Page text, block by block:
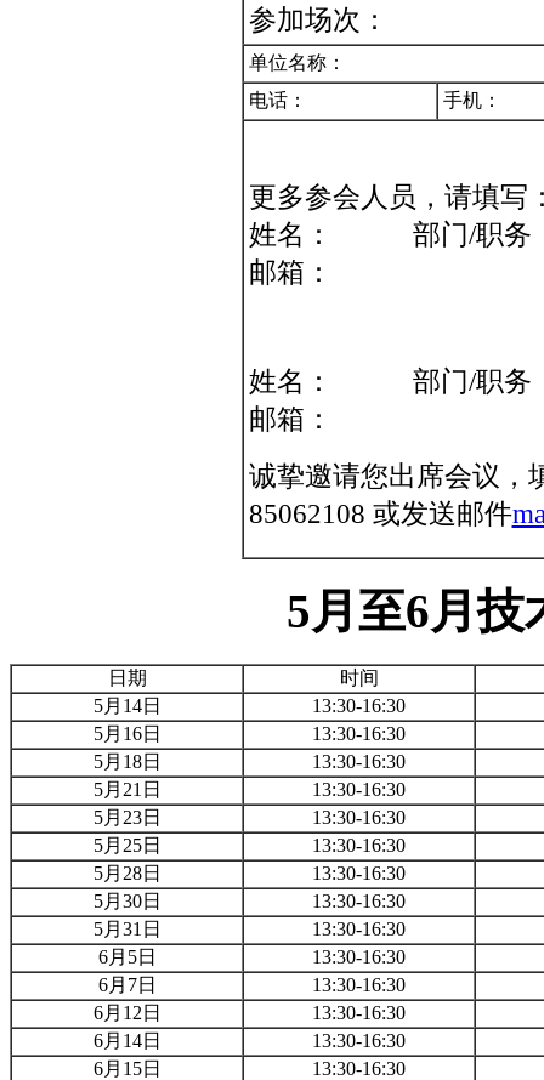
参加场次：
单位名称：
电话：
手机：
更多参会人员，请填写
姓名： 部门/
邮箱：
姓名： 部门/
邮箱：
诚挚邀请您出席会议，
85062108 或发送邮件
5月至6月技
日期
时间
5月14日
13:30-16:30
5月16日
13:30-16:30
5月18日
13:30-16:30
5月21日
13:30-16:30
5月23日
13:30-16:30
5月25日
13:30-16:30
5月28日
13:30-16:30
5月30日
13:30-16:30
5月31日
13:30-16:30
6月5日
13:30-16:30
6月7日
13:30-16:30
6月12日
13:30-16:30
6月14日
13:30-16:30
6月15日
13:30-16:30